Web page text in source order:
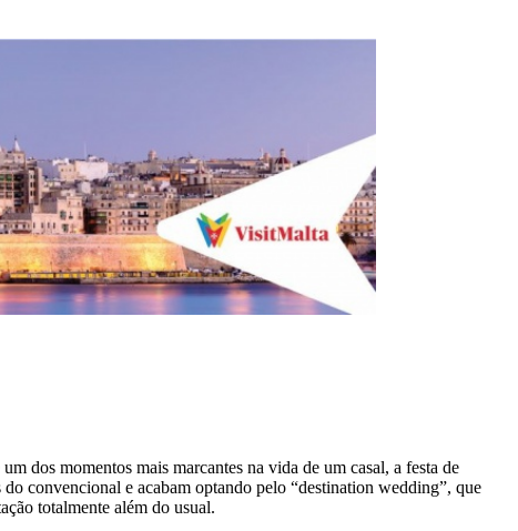
dos momentos mais marcantes na vida de um casal, a festa de
convencional e acabam optando pelo “destination wedding”, que
totalmente além do usual.